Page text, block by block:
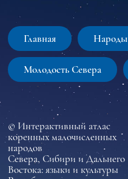
Главная Народы
Молодость Севера
© Интерактивный атлас
коренных малочисленных
народов
Севера, Сибири и Дальнего
Востока: языки и культуры